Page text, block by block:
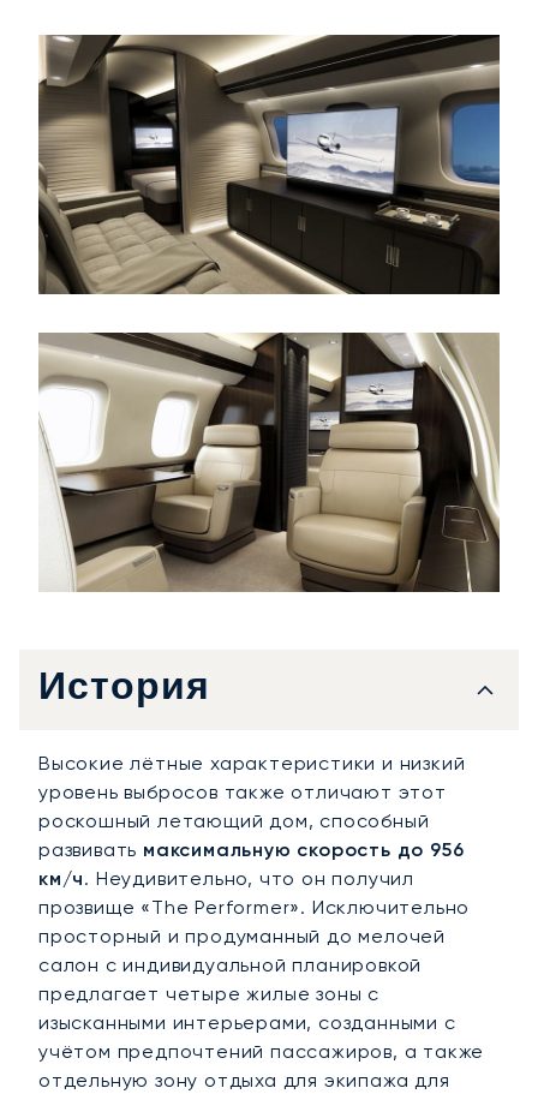
История
Высокие лётные характеристики и низкий
уровень выбросов также отличают этот
роскошный летающий дом, способный
развивать максимальную скорость до 956
км/ч. Неудивительно, что он получил
прозвище «The Performer». Исключительно
просторный и продуманный до мелочей
салон с индивидуальной планировкой
предлагает четыре жилые зоны с
изысканными интерьерами, созданными с
учётом предпочтений пассажиров, а также
отдельную зону отдыха для экипажа для